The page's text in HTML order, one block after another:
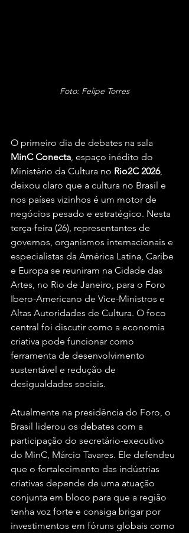
Foto: Felipe Torres
O primeiro dia de debates na sala
MinC Conecta , espaço inédito do
Ministério da Cultura no Rio2C 2026,
deixou claro que a cultura no Brasil e
nos países vizinhos é um motor de
negócios pesado e estratégico. Nesta
terça-feira (26), representantes de
governos, organismos internacionais e
especialistas da América Latina, Caribe
e Europa se reuniram na Cidade das
Artes, no Rio de Janeiro, para o Foro
Ibero-Americano de Vice-Ministros e
Altas Autoridades de Cultura. O foco
central foi discutir como a economia
criativa pode funcionar como
ferramenta de desenvolvimento
sustentável e redução de
desigualdades sociais.
Atualmente na presidência do Foro, o
Brasil liderou os debates com a
participação do secretário-executivo
do MinC, Márcio Tavares. Ele defendeu
que o fortalecimento das indústrias
criativas depende de uma atuação
conjunta em bloco para que a região
tenha voz forte e consiga brigar por
investimentos em fóruns globais como